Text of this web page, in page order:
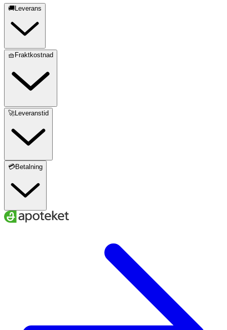
🚚Leverans
🧺Fraktkostnad
🚀Leveranstid
💳Betalning